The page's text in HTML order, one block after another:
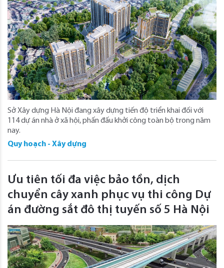
Sở Xây dựng Hà Nội đang xây dựng tiến độ triển khai đối với
114 dự án nhà ở xã hội, phấn đấu khởi công toàn bộ trong năm
nay.
Quy hoạch - Xây dựng
Ưu tiên tối đa việc bảo tồn, dịch
chuyển cây xanh phục vụ thi công Dự
án đường sắt đô thị tuyến số 5 Hà Nội